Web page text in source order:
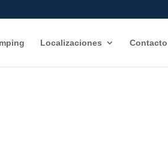
Localizaciones Contacto